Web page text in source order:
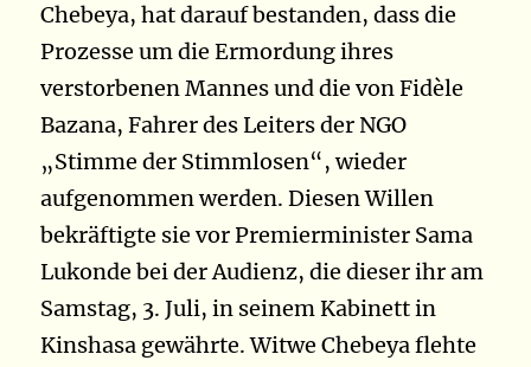
Chebeya, hat darauf bestanden, dass die
Prozesse um die Ermordung ihres
verstorbenen Mannes und die von Fidèle
Bazana, Fahrer des Leiters der NGO
„Stimme der Stimmlosen“, wieder
aufgenommen werden. Diesen Willen
bekräftigte sie vor Premierminister Sama
Lukonde bei der Audienz, die dieser ihr am
Samstag, 3. Juli, in seinem Kabinett in
Kinshasa gewährte. Witwe Chebeya flehte